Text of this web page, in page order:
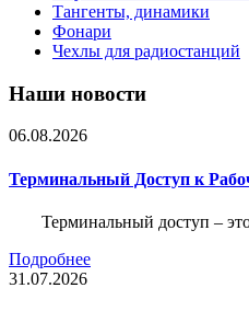
Тангенты, динамики
Фонари
Чехлы для радиостанций
Наши новости
06.08.2026
Терминальный Доступ к
Терминальный доступ –
Подробнее
31.07.2026